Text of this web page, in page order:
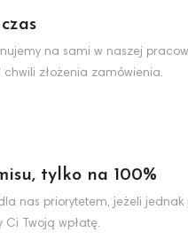
na sami w naszej
złożenia zamówienia.
tylko na 100%
nas priorytetem, jeżeli
Ci Twoją wpłatę.